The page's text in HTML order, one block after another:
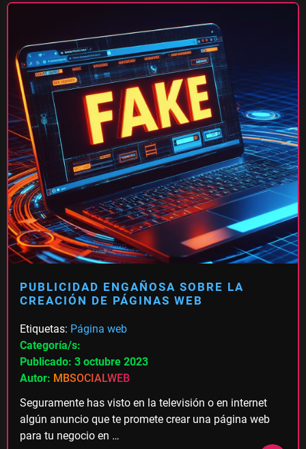
PUBLICIDAD ENGAÑOSA SOBRE LA
CREACIÓN DE PÁGINAS WEB
Etiquetas: Página web
Categoría/s:
Publicado: 3 octubre 2023
Autor: MBSOCIALWEB
Seguramente has visto en la televisión o en internet
algún anuncio que te promete crear una página web
para tu negocio en …